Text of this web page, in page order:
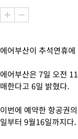
에어부산이 추석연휴
에어부산은 7일 오전
매한다고 6일 밝혔다.
이번에 예약한 항공권
일부터 9월16일까지다.